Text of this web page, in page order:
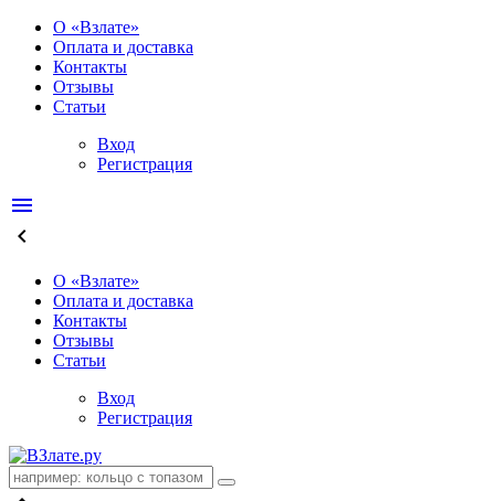
О «Взлате»
Оплата и доставка
Контакты
Отзывы
Статьи
Вход
Регистрация
menu
keyboard_arrow_left
О «Взлате»
Оплата и доставка
Контакты
Отзывы
Статьи
Вход
Регистрация